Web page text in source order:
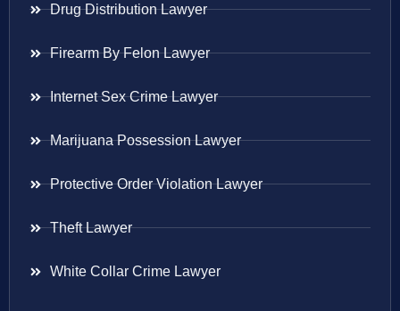
Drug Distribution Lawyer
Firearm By Felon Lawyer
Internet Sex Crime Lawyer
Marijuana Possession Lawyer
Protective Order Violation Lawyer
Theft Lawyer
White Collar Crime Lawyer